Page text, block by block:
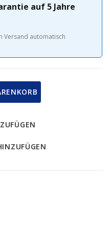
auf 5 Jahre
Versand automatisch